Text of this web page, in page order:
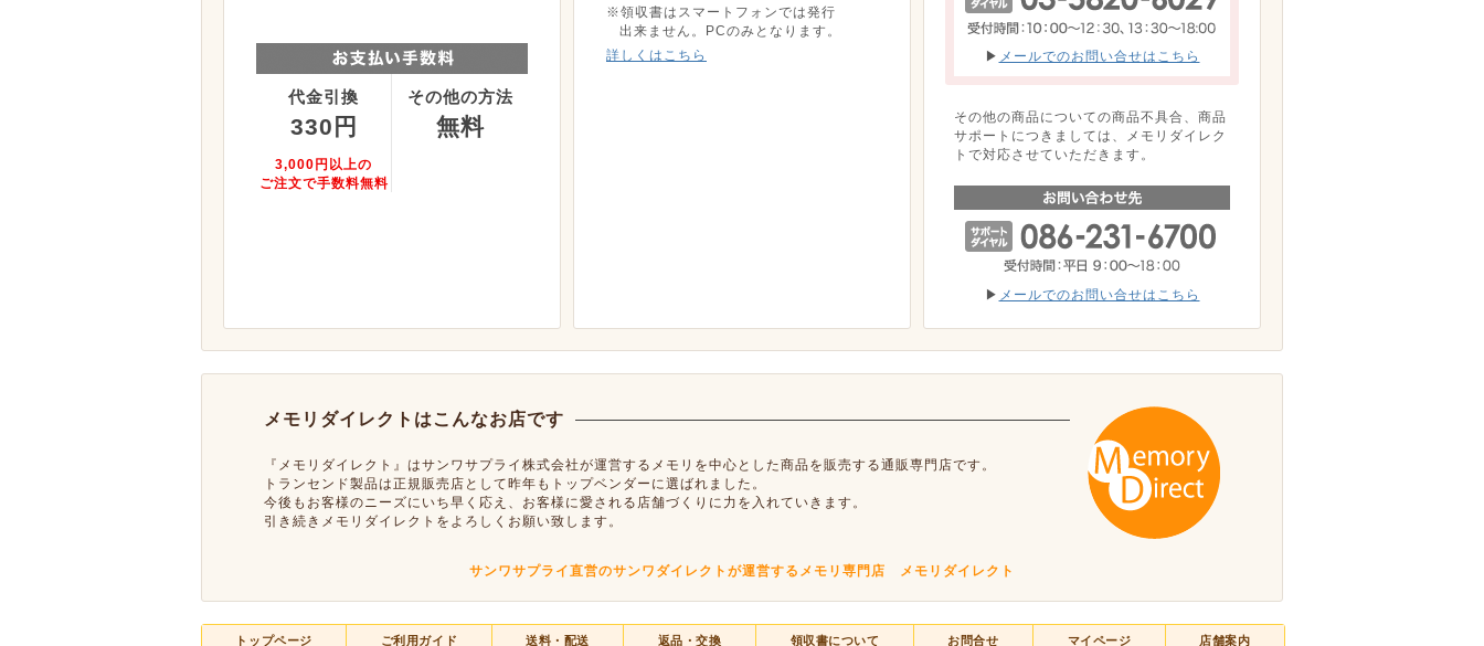
代金引換
330円
3,000円以上の
ご注文で手数料無料
その他の方法
無料
※領収書はスマートフォンでは発行
出来ません。PCのみとなります。
詳しくはこちら
▶ メールでのお問い合せはこちら
その他の商品についての商品不具合、商品
サポートにつきましては、メモリダイレク
トで対応させていただきます。
▶ メールでのお問い合せはこちら
メモリダイレクトはこんなお店です
『メモリダイレクト』はサンワサプライ株式会社が運営するメモリを中心とした商品を販売する通販専門店です。
トランセンド製品は正規販売店として昨年もトップベンダーに選ばれました。
今後もお客様のニーズにいち早く応え、お客様に愛される店舗づくりに力を入れていきます。
引き続きメモリダイレクトをよろしくお願い致します。
サンワサプライ直営のサンワダイレクトが運営するメモリ専門店 メモリダイレクト
トップページ ご利用ガイド 送料・配送 返品・交換 領収書について お問合せ マイページ 店舗案内